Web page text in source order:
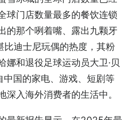
球门店数量最多的餐饮连锁
的那个咧着嘴、露出九颗牙
比迪士尼玩偶的热度，其粉
娜和退役足球运动员大卫·贝
国的家电、游戏、短剧等
深入海外消费者的生活中。